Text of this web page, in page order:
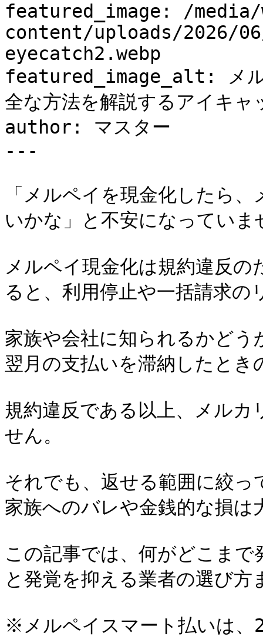
featured_image: /media/
content/uploads/2026/
eyecatch2.webp
featured_image_alt: メル
全な方法を解説するアイキャ
author: マスター
---
「メルペイを現金化したら
いかな」と不安になっていま
メルペイ現金化は規約違反
ると、利用停止や一括請求
家族や会社に知られるかど
翌月の支払いを滞納したと
規約違反である以上、メル
せん。
それでも、返せる範囲に絞
家族へのバレや金銭的な損は
この記事では、何がどこま
と発覚を抑える業者の選び方
※メルペイスマート払いは、